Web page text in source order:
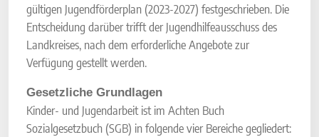
gültigen Jugendförderplan (2023-2027) festgeschrieben. Die
Entscheidung darüber trifft der Jugendhilfeausschuss des
Landkreises, nach dem erforderliche Angebote zur
Verfügung gestellt werden.
Gesetzliche Grundlagen
Kinder- und Jugendarbeit ist im Achten Buch
Sozialgesetzbuch (SGB) in folgende vier Bereiche gegliedert: